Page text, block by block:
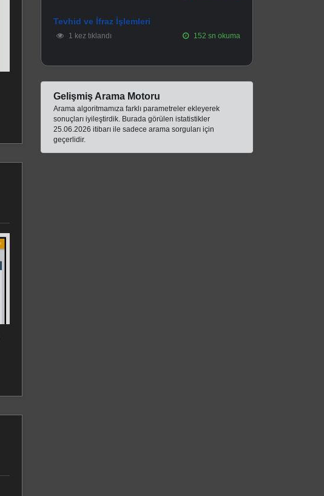
Tevhid ve İfraz İşlemleri
1 kez tıklandı 152 sn okuma
Gelişmiş Arama Motoru
Arama algoritmamıza farklı parametreler ekleyerek
sonuçları iyileştirdik. Burada görülen istatistikler
25.06.2026 itibarı ile sadece arama sorguları için
geçerlidir.